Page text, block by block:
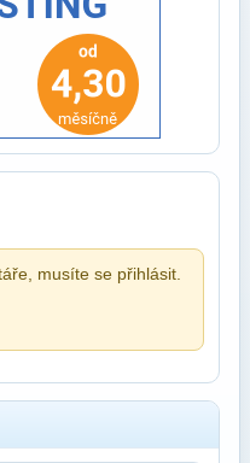
musíte se přihlásit.